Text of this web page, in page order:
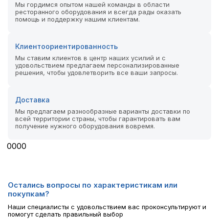
Мы гордимся опытом нашей команды в области
ресторанного оборудования и всегда рады оказать
помощь и поддержку нашим клиентам.
Клиентоориентированность
Мы ставим клиентов в центр наших усилий и с
удовольствием предлагаем персонализированные
решения, чтобы удовлетворить все ваши запросы.
Доставка
Мы предлагаем разнообразные варианты доставки по
всей территории страны, чтобы гарантировать вам
получение нужного оборудования вовремя.
0000
Остались вопросы по характеристикам или
покупкам?
Наши специалисты с удовольствием вас проконсультируют и
помогут сделать правильный выбор